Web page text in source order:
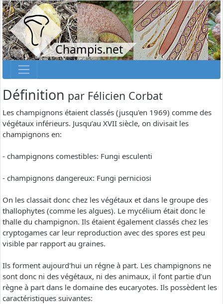
Champis.net
Définition par Félicien Corbat
Les champignons étaient classés (jusqu'en 1969) comme des
végétaux inférieurs. Jusqu’au XVII siècle, on divisait les
champignons en:
- champignons comestibles: Fungi esculenti
- champignons dangereux: Fungi perniciosi
On les classait donc chez les végétaux et dans le groupe des
thallophytes (comme les algues). Le mycélium était donc le
thalle du champignon. Ils étaient également classés chez les
cryptogames car leur reproduction avec des spores est peu
visible par rapport au graines.
Ils forment aujourd'hui un régne à part. Les champignons ne
sont donc ni des végétaux, ni des animaux, il font partie d’un
règne à part dans le domaine des eucaryotes. Ils possèdent les
caractéristiques suivantes: